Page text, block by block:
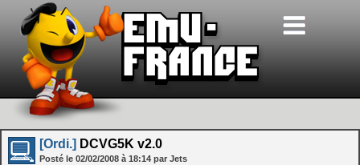
[Ordi.] DCVG5K v2.0
Posté le 02/02/2008 à 18:14 par Jets